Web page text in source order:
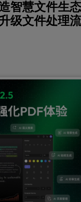
智慧文件生态
级文件处理流